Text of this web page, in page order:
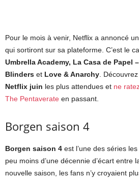
Pour le mois à venir, Netflix a annoncé
qui sortiront sur sa plateforme. C’est le
Umbrella Academy, La Casa de Papel
Blinders et Love & Anarchy.
Netflix juin les plus attendues et ne
The Pentaverate en passant.
Borgen saison 4
Borgen saison 4 est l’une des séries
peu moins d’une décennie d’écart entre
nouvelle saison, les fans n’y croyaient